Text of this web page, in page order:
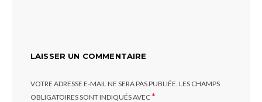
LAISSER UN COMMENTAIRE
VOTRE ADRESSE E-MAIL NE SERA PAS PUBLIÉE. LES CHAMPS
OBLIGATOIRES SONT INDIQUÉS AVEC*